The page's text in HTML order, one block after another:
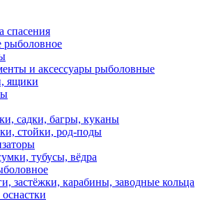
спасения
рыболовное
и аксессуары рыболовные
ящики
садки, багры, куканы
стойки, род-поды
тубусы, вёдра
застёжки, карабины, заводные кольца